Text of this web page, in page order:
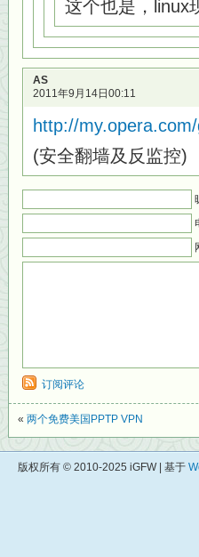
这个也是，linux
AS
2011年9月14日00:11
http://
(安全翻墙及反监控)
订阅评论
« 两个免费美国PPTP VPN
版权所有 © 2010-2025 iGFW | 基于